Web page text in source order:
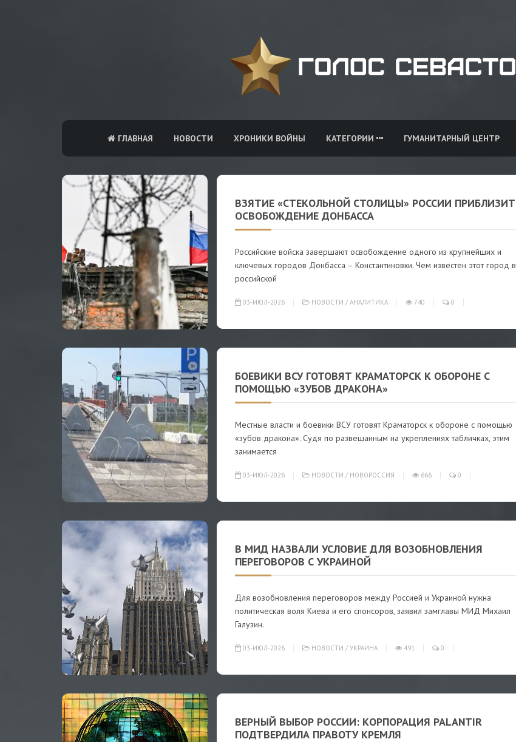
ГЛАВНАЯ НОВОСТИ ХРОНИКИ ВОЙНЫ КАТЕГОРИИ ГУМАНИТАРНЫЙ ЦЕНТР
ВЗЯТИЕ «СТЕКОЛЬНОЙ СТОЛИЦЫ» РОССИИ ПРИБЛИЗИТ
ОСВОБОЖДЕНИЕ ДОНБАССА
Российские войска завершают освобождение одного из крупнейших и
ключевых городов Донбасса – Константиновки. Чем известен этот город в
российской
03-ИЮЛ-2026 НОВОСТИ / АНАЛИТИКА 740 0
БОЕВИКИ ВСУ ГОТОВЯТ КРАМАТОРСК К ОБОРОНЕ С
ПОМОЩЬЮ «ЗУБОВ ДРАКОНА»
Местные власти и боевики ВСУ готовят Краматорск к обороне с помощью
«зубов дракона». Судя по развешанным на укреплениях табличках, этим
занимается
03-ИЮЛ-2026 НОВОСТИ / НОВОРОССИЯ 666 0
В МИД НАЗВАЛИ УСЛОВИЕ ДЛЯ ВОЗОБНОВЛЕНИЯ
ПЕРЕГОВОРОВ С УКРАИНОЙ
Для возобновления переговоров между Россией и Украиной нужна
политическая воля Киева и его спонсоров, заявил замглавы МИД Михаил
Галузин.
03-ИЮЛ-2026 НОВОСТИ / УКРАИНА 491 0
ВЕРНЫЙ ВЫБОР РОССИИ: КОРПОРАЦИЯ PALANTIR
ПОДТВЕРДИЛА ПРАВОТУ КРЕМЛЯ